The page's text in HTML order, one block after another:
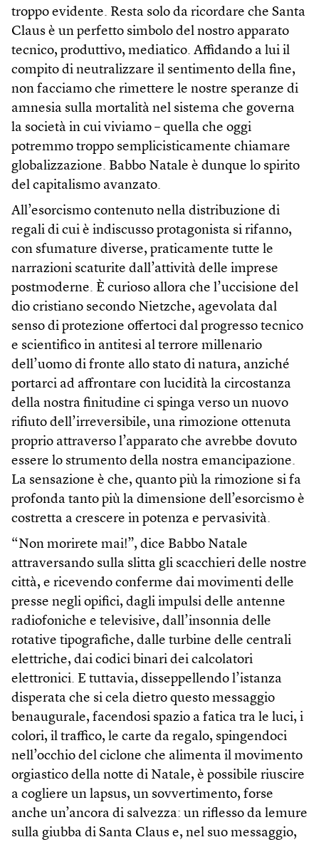
troppo evidente. Resta solo da ricordare che Santa
Claus è un perfetto simbolo del nostro apparato
tecnico, produttivo, mediatico. Affidando a lui il
compito di neutralizzare il sentimento della fine,
non facciamo che rimettere le nostre speranze di
amnesia sulla mortalità nel sistema che governa
la società in cui viviamo – quella che oggi
potremmo troppo semplicisticamente chiamare
globalizzazione. Babbo Natale è dunque lo spirito
del capitalismo avanzato.
All’esorcismo contenuto nella distribuzione di
regali di cui è indiscusso protagonista si rifanno,
con sfumature diverse, praticamente tutte le
narrazioni scaturite dall’attività delle imprese
postmoderne. È curioso allora che l’uccisione del
dio cristiano secondo Nietzche, agevolata dal
senso di protezione offertoci dal progresso tecnico
e scientifico in antitesi al terrore millenario
dell’uomo di fronte allo stato di natura, anziché
portarci ad affrontare con lucidità la circostanza
della nostra finitudine ci spinga verso un nuovo
rifiuto dell’irreversibile, una rimozione ottenuta
proprio attraverso l’apparato che avrebbe dovuto
essere lo strumento della nostra emancipazione.
La sensazione è che, quanto più la rimozione si fa
profonda tanto più la dimensione dell’esorcismo è
costretta a crescere in potenza e pervasività.
“Non morirete mai!”, dice Babbo Natale
attraversando sulla slitta gli scacchieri delle nostre
città, e ricevendo conferme dai movimenti delle
presse negli opifici, dagli impulsi delle antenne
radiofoniche e televisive, dall’insonnia delle
rotative tipografiche, dalle turbine delle centrali
elettriche, dai codici binari dei calcolatori
elettronici. E tuttavia, disseppellendo l’istanza
disperata che si cela dietro questo messaggio
benaugurale, facendosi spazio a fatica tra le luci, i
colori, il traffico, le carte da regalo, spingendoci
nell’occhio del ciclone che alimenta il movimento
orgiastico della notte di Natale, è possibile riuscire
a cogliere un lapsus, un sovvertimento, forse
anche un’ancora di salvezza: un riflesso da lemure
sulla giubba di Santa Claus e, nel suo messaggio,